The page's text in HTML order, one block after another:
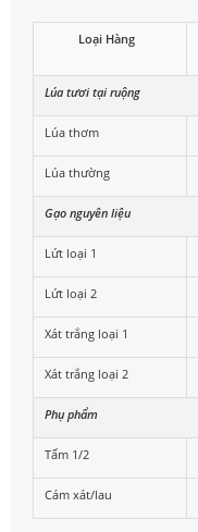
Loại Hàng
Lúa tươi tại ruộng
Lúa thơm
Lúa thường
Gạo nguyên liệu
Lứt loại 1
Lứt loại 2
Xát trắng loại 1
Xát trắng loại 2
Phụ phẩm
Tấm 1/2
Cám xát/lau